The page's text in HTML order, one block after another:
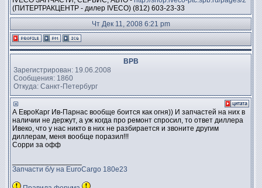
(ПИТЕРТРАКЦЕНТР - дилер IVECO) (812) 603-23-33
Чт Дек 11, 2008 6:21 pm
ВРВ
Зарегистрирован: 19.06.2008
Сообщения: 1860
Откуда: Санкт-Петербург
А ЕвроКарг Ив-Парнас вообще боится как огня)) И запчастей на них в
наличии не держут, а уж когда про ремонт спросил, то ответ диллера
Ивеко, что у нас никто в них не разбирается и звоните другим
диллерам, меня вообще поразил!!!
Сорри за офф
Запчасти б/у на EuroCargo 180e23